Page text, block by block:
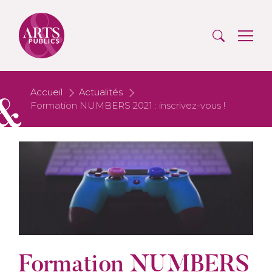
Accueil
Actualités
Formation NUMBERS 2021 : inscrivez-vous !
Formation NUMBERS